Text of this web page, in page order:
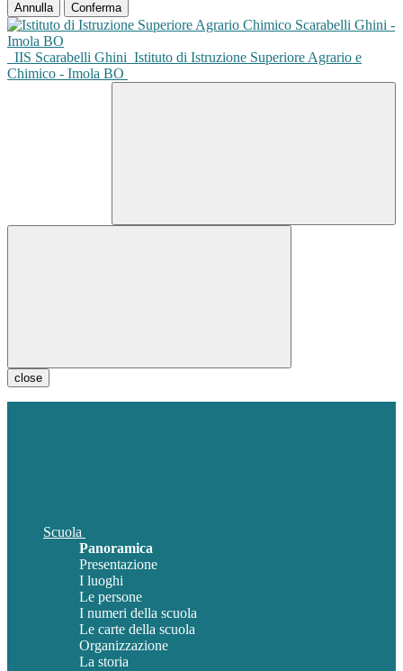
Annulla Conferma
IIS Scarabelli Ghini Istituto di Istruzione Superiore Agrario e
Chimico - Imola BO
close
Scuola
Panoramica
Presentazione
I luoghi
Le persone
I numeri della scuola
Le carte della scuola
Organizzazione
La storia